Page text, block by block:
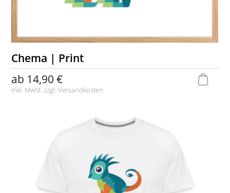
Chema | Print
ab 14,90 €
inkl. MwSt. zzgl.Versandkosten